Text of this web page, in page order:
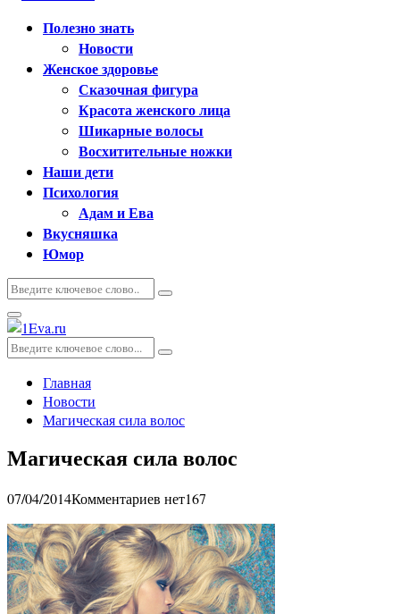
Полезно знать
Новости
Женское здоровье
Сказочная фигура
Красота женского лица
Шикарные волосы
Восхитительные ножки
Наши дети
Психология
Адам и Ева
Вкусняшка
Юмор
Искать:
Поиск
Основное
меню
Искать:
Поиск
Главная
Новости
Магическая сила волос
Магическая сила волос
07/04/2014Комментариев нет167